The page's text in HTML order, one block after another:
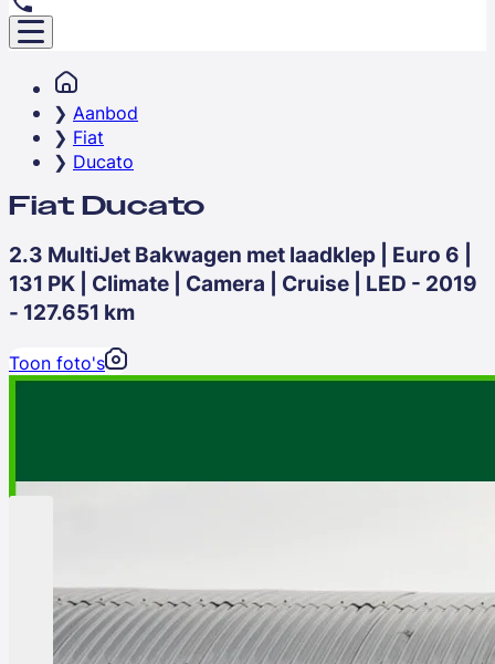
Aanbod
Fiat
Ducato
Fiat Ducato
2.3 MultiJet Bakwagen met laadklep | Euro 6 |
131 PK | Climate | Camera | Cruise | LED - 2019
- 127.651 km
Toon foto's